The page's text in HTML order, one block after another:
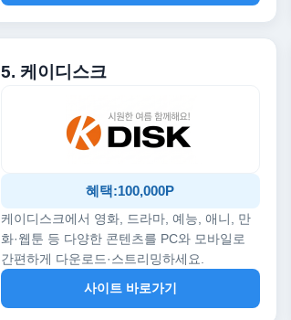
5. 케이디스크
혜택:100,000P
케이디스크에서 영화, 드라마, 예능, 애니, 만
화·웹툰 등 다양한 콘텐츠를 PC와 모바일로
간편하게 다운로드·스트리밍하세요.
사이트 바로가기